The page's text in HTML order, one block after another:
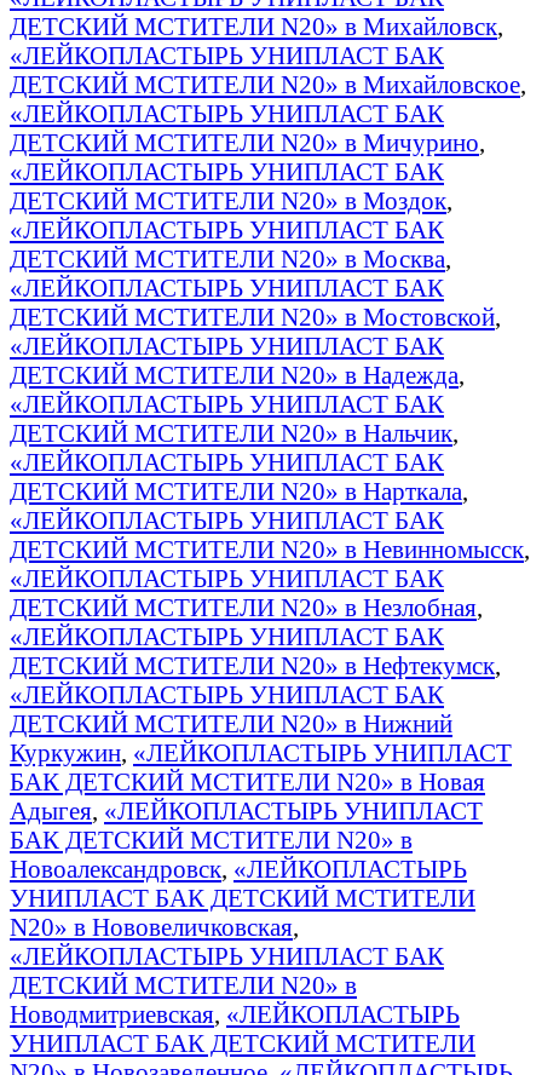
ДЕТСКИЙ МСТИТЕЛИ N20» в Михайловск,
«ЛЕЙКОПЛАСТЫРЬ УНИПЛАСТ БАК
ДЕТСКИЙ МСТИТЕЛИ N20» в Михайловское,
«ЛЕЙКОПЛАСТЫРЬ УНИПЛАСТ БАК
ДЕТСКИЙ МСТИТЕЛИ N20» в Мичурино,
«ЛЕЙКОПЛАСТЫРЬ УНИПЛАСТ БАК
ДЕТСКИЙ МСТИТЕЛИ N20» в Моздок,
«ЛЕЙКОПЛАСТЫРЬ УНИПЛАСТ БАК
ДЕТСКИЙ МСТИТЕЛИ N20» в Москва,
«ЛЕЙКОПЛАСТЫРЬ УНИПЛАСТ БАК
ДЕТСКИЙ МСТИТЕЛИ N20» в Мостовской,
«ЛЕЙКОПЛАСТЫРЬ УНИПЛАСТ БАК
ДЕТСКИЙ МСТИТЕЛИ N20» в Надежда,
«ЛЕЙКОПЛАСТЫРЬ УНИПЛАСТ БАК
ДЕТСКИЙ МСТИТЕЛИ N20» в Нальчик,
«ЛЕЙКОПЛАСТЫРЬ УНИПЛАСТ БАК
ДЕТСКИЙ МСТИТЕЛИ N20» в Нарткала,
«ЛЕЙКОПЛАСТЫРЬ УНИПЛАСТ БАК
ДЕТСКИЙ МСТИТЕЛИ N20» в Невинномысск,
«ЛЕЙКОПЛАСТЫРЬ УНИПЛАСТ БАК
ДЕТСКИЙ МСТИТЕЛИ N20» в Незлобная,
«ЛЕЙКОПЛАСТЫРЬ УНИПЛАСТ БАК
ДЕТСКИЙ МСТИТЕЛИ N20» в Нефтекумск,
«ЛЕЙКОПЛАСТЫРЬ УНИПЛАСТ БАК
ДЕТСКИЙ МСТИТЕЛИ N20» в Нижний
Куркужин, «ЛЕЙКОПЛАСТЫРЬ УНИПЛАСТ
БАК ДЕТСКИЙ МСТИТЕЛИ N20» в Новая
Адыгея, «ЛЕЙКОПЛАСТЫРЬ УНИПЛАСТ
БАК ДЕТСКИЙ МСТИТЕЛИ N20» в
Новоалександровск, «ЛЕЙКОПЛАСТЫРЬ
УНИПЛАСТ БАК ДЕТСКИЙ МСТИТЕЛИ
N20» в Нововеличковская,
«ЛЕЙКОПЛАСТЫРЬ УНИПЛАСТ БАК
ДЕТСКИЙ МСТИТЕЛИ N20» в
Новодмитриевская, «ЛЕЙКОПЛАСТЫРЬ
УНИПЛАСТ БАК ДЕТСКИЙ МСТИТЕЛИ